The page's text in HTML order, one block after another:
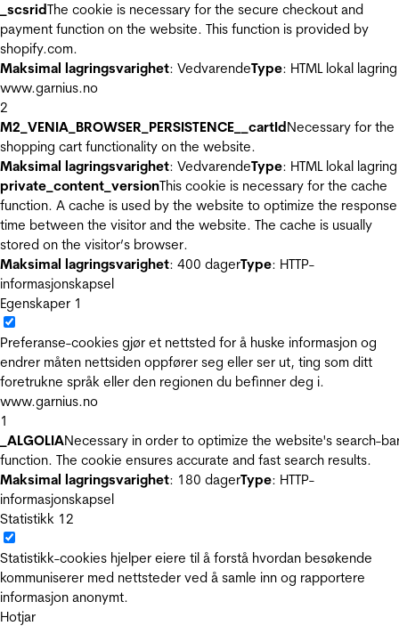
_scsridThe cookie is necessary for the secure checkout and
payment function on the website. This function is provided by
shopify.com.
Maksimal lagringsvarighet: VedvarendeType: HTML lokal lagring
www.garnius.no
2
M2_VENIA_BROWSER_PERSISTENCE__cartIdNecessary for the
shopping cart functionality on the website.
Maksimal lagringsvarighet: VedvarendeType: HTML lokal lagring
private_content_versionThis cookie is necessary for the cache
function. A cache is used by the website to optimize the response
time between the visitor and the website. The cache is usually
stored on the visitor’s browser.
Maksimal lagringsvarighet: 400 dagerType: HTTP-
informasjonskapsel
Egenskaper 1
Preferanse-cookies gjør et nettsted for å huske informasjon og
endrer måten nettsiden oppfører seg eller ser ut, ting som ditt
foretrukne språk eller den regionen du befinner deg i.
www.garnius.no
1
_ALGOLIANecessary in order to optimize the website's search-
function. The cookie ensures accurate and fast search results.
Maksimal lagringsvarighet: 180 dagerType: HTTP-
informasjonskapsel
Statistikk 12
Statistikk-cookies hjelper eiere til å forstå hvordan besøkende
kommuniserer med nettsteder ved å samle inn og rapportere
informasjon anonymt.
Hotjar